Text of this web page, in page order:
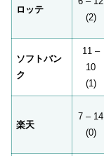
ロッテ
(2)
ソフトバン
ク
11 –
10
(1)
楽天
7 – 14
(0)